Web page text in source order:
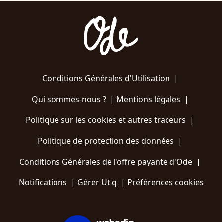
Conditions Générales d'Utilisation |
Qui sommes-nous ?| Mentions légales |
Politique sur les cookies et autres traceurs |
Politique de protection des données |
Conditions Générales de l'offre payante d'Ode |
Notifications | Gérer Utiq | Préférences cookies